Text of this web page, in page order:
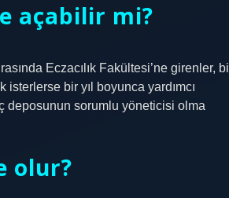
açabilir mi?
Eczacılık Fakültesi’ne girenler,
bir yıl boyunca yardımcı
deposunun sorumlu yöneticisi olma
olur?